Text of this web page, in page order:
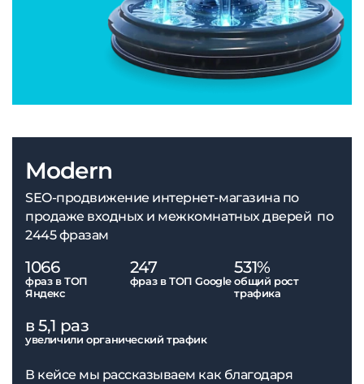
Modern
SEO-продвижение интернет-магазина по
продаже входных и межкомнатных дверей по
2445 фразам
1066
фраз в ТОП
Яндекс
247
фраз в ТОП Google
531%
общий рост
трафика
в 5,1 раз
увеличили органический трафик
В кейсе мы рассказываем как благодаря